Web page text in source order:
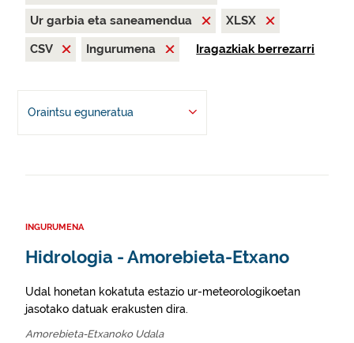
Ur garbia eta saneamendua
XLSX
CSV
Ingurumena Iragazkiak berrezarri
Oraintsu eguneratua
INGURUMENA
Hidrologia - Amorebieta-Etxano
Udal honetan kokatuta estazio ur-meteorologikoetan
jasotako datuak erakusten dira.
Amorebieta-Etxanoko Udala